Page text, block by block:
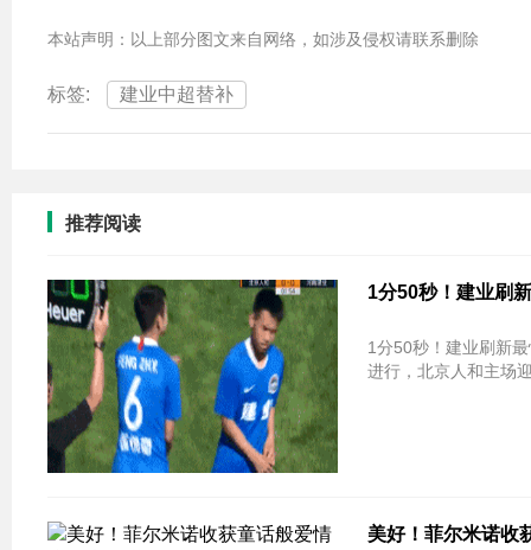
本站声明：以上部分图文来自网络，如涉及侵权请联系删除
标签: 建业中超替补
推荐阅读
1分50秒！建业刷
1分50秒！建业刷新
美好！菲尔米诺收